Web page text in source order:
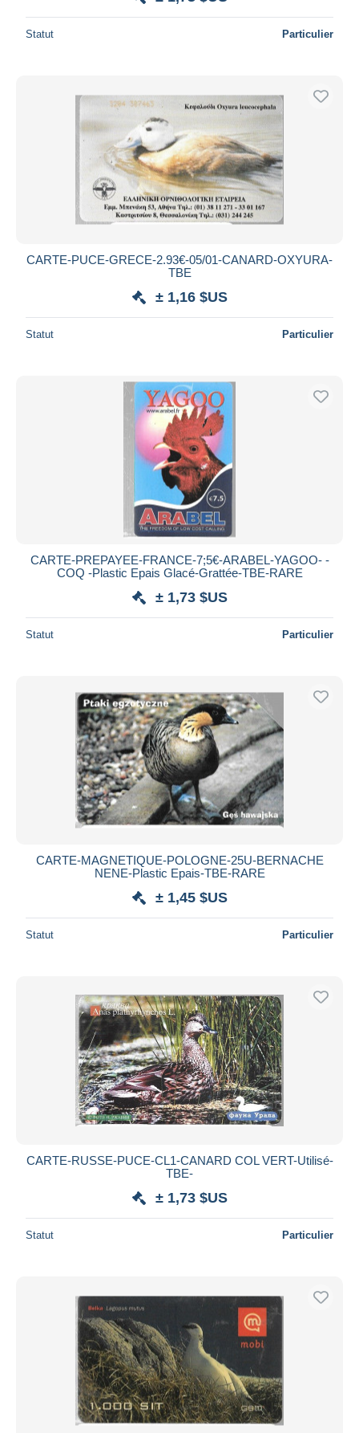
Statut Particulier
CARTE-PUCE-GRECE-2.93€-05/01-CANARD-OXYURA-
TBE
± 1,16 $US
Statut Particulier
CARTE-PREPAYEE-FRANCE-7;5€-ARABEL-YAGOO- -
COQ -Plastic Epais Glacé-Grattée-TBE-RARE
± 1,73 $US
Statut Particulier
CARTE-MAGNETIQUE-POLOGNE-25U-BERNACHE
NENE-Plastic Epais-TBE-RARE
± 1,45 $US
Statut Particulier
CARTE-RUSSE-PUCE-CL1-CANARD COL VERT-Utilisé-
TBE-
± 1,73 $US
Statut Particulier